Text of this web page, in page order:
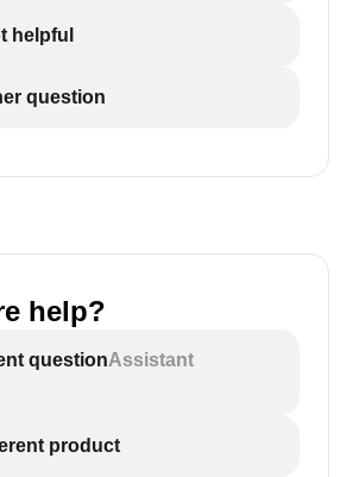
helpful
question
help?
questionAssistant
product